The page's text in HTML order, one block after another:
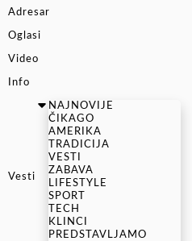
Adresar
Oglasi
Video
Info
Vesti
NAJNOVIJE
ČIKAGO
AMERIKA
TRADICIJA
VESTI
ZABAVA
LIFESTYLE
SPORT
TECH
KLINCI
PREDSTAVLJAMO